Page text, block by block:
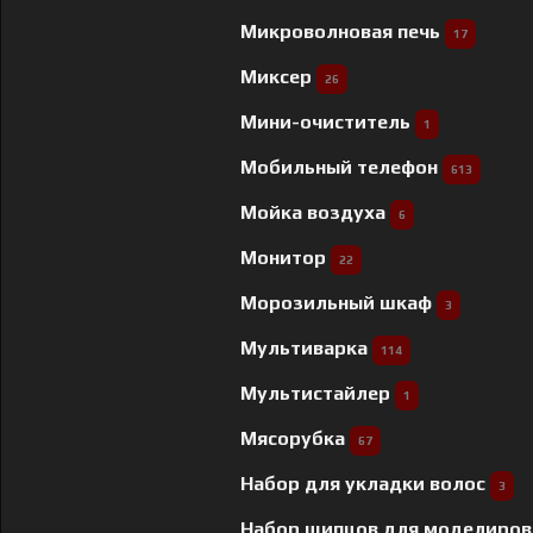
Микроволновая печь 17
Миксер 26
Мини-очиститель 1
Мобильный телефон 613
Мойка воздуха 6
Монитор 22
Морозильный шкаф 3
Мультиварка 114
Мультистайлер 1
Мясорубка 67
Набор для укладки волос 3